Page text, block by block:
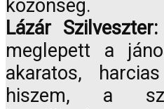
közönség.
Lázár Szilveszter:
meglepett a
akaratos,
hiszem, a